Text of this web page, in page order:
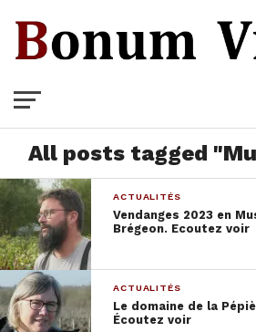
All posts tagged
ACTUALITÉS
Vendanges 2023 en
Brégeon. Ecoutez voir
ACTUALITÉS
Le domaine de la
Écoutez voir